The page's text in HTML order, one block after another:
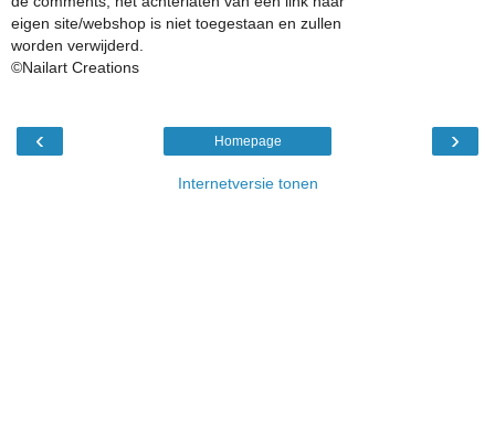
eigen site/webshop is niet toegestaan en zullen
worden verwijderd.
©Nailart Creations
‹ ›
Homepage
Internetversie tonen